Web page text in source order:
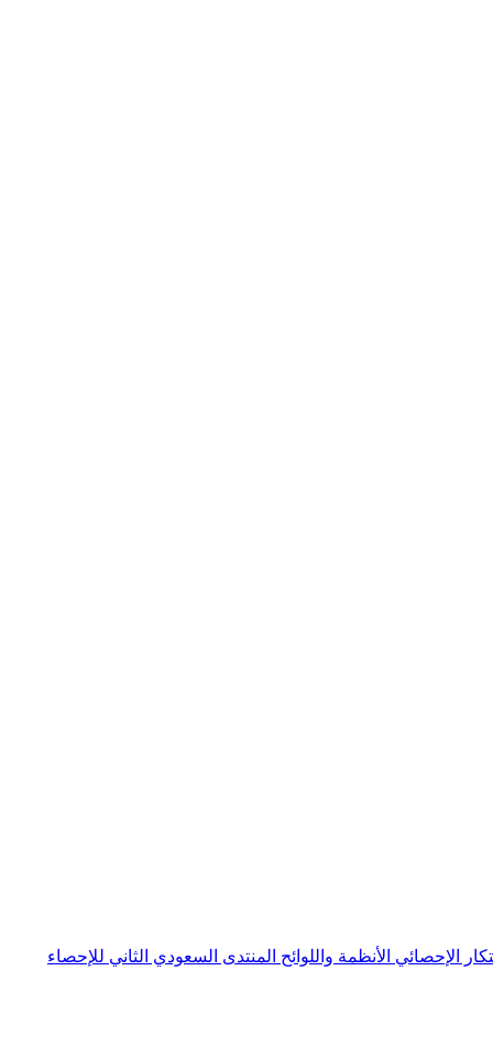
الإحصائي الأنظمة واللوائح المنتدى السعودي الثاني للإحصاء